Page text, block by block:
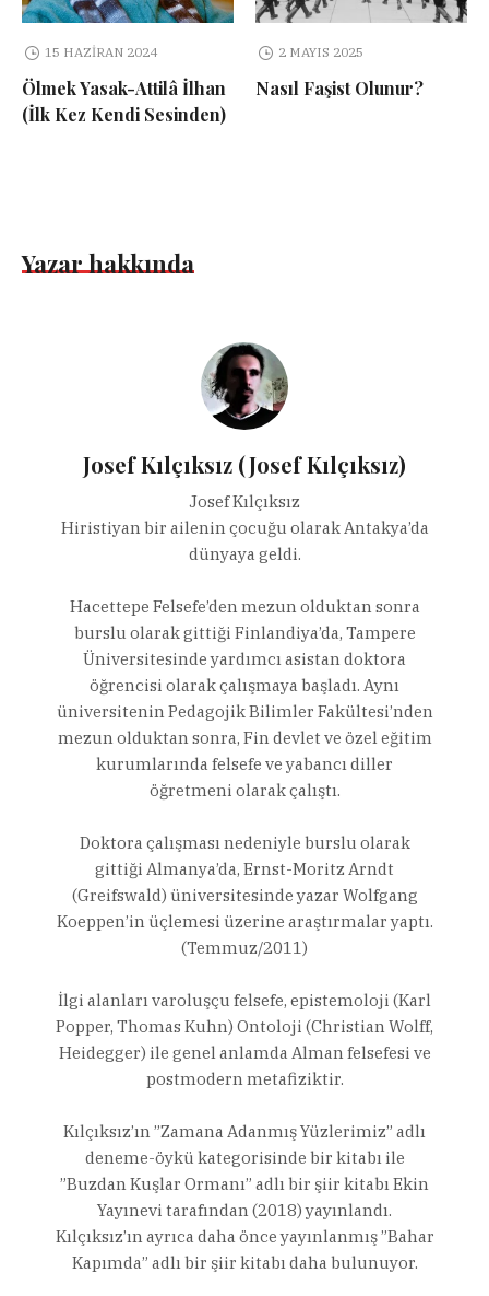
15 HAZIRAN 2024
Ölmek Yasak-Attilâ İlhan
(İlk Kez Kendi Sesinden)
2 MAYIS 2025
Nasıl Faşist Olunur?
Yazar hakkında
Josef Kılçıksız (Josef Kılçıksız)
Josef Kılçıksız
Hiristiyan bir ailenin çocuğu olarak Antakya’da
dünyaya geldi.
Hacettepe Felsefe’den mezun olduktan sonra
burslu olarak gittiği Finlandiya’da, Tampere
Üniversitesinde yardımcı asistan doktora
öğrencisi olarak çalışmaya başladı. Aynı
üniversitenin Pedagojik Bilimler Fakültesi’nden
mezun olduktan sonra, Fin devlet ve özel eğitim
kurumlarında felsefe ve yabancı diller
öğretmeni olarak çalıştı.
Doktora çalışması nedeniyle burslu olarak
gittiği Almanya’da, Ernst-Moritz Arndt
(Greifswald) üniversitesinde yazar Wolfgang
Koeppen’in üçlemesi üzerine araştırmalar yaptı.
(Temmuz/2011)
İlgi alanları varoluşçu felsefe, epistemoloji (Karl
Popper, Thomas Kuhn) Ontoloji (Christian Wolff,
Heidegger) ile genel anlamda Alman felsefesi ve
postmodern metafiziktir.
Kılçıksız’ın ”Zamana Adanmış Yüzlerimiz” adlı
deneme-öykü kategorisinde bir kitabı ile
”Buzdan Kuşlar Ormanı” adlı bir şiir kitabı Ekin
Yayınevi tarafından (2018) yayınlandı.
Kılçıksız’ın ayrıca daha önce yayınlanmış ”Bahar
Kapımda” adlı bir şiir kitabı daha bulunuyor.